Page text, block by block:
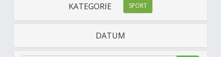
KATEGORIE SPORT
DATUM